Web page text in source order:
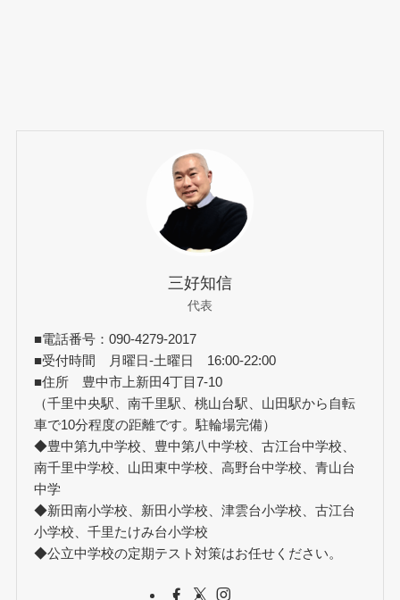
三好知信
代表
■電話番号：090-4279-2017
■受付時間 月曜日-土曜日 16:00-22:00
■住所 豊中市上新田4丁目7-10
（千里中央駅、南千里駅、桃山台駅、山田駅から自転
車で10分程度の距離です。駐輪場完備）
◆豊中第九中学校、豊中第八中学校、古江台中学校、
南千里中学校、山田東中学校、高野台中学校、青山台
中学
◆新田南小学校、新田小学校、津雲台小学校、古江台
小学校、千里たけみ台小学校
◆公立中学校の定期テスト対策はお任せください。